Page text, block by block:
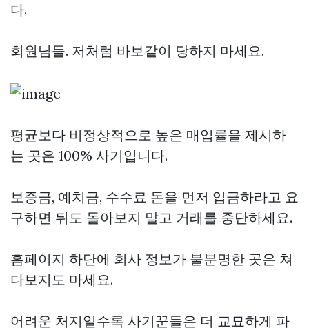
다.
회원님들. 저처럼 바보같이 당하지 마세요.
평균보다 비정상적으로 높은 매입률을 제시하
는 곳은 100% 사기입니다.
보증금, 예치금, 수수료 돈을 먼저 입금하라고 요
구하면 뒤도 돌아보지 말고 거래를 중단하세요.
홈페이지 하단에 회사 정보가 불분명한 곳은 쳐
다보지도 마세요.
어려운 처지일수록 사기꾼들은 더 교묘하게 파